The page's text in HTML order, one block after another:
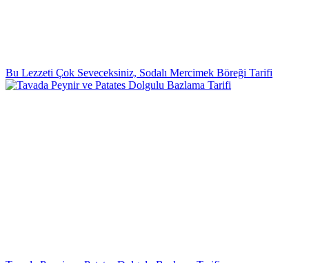
Bu Lezzeti Çok Seveceksiniz, Sodalı Mercimek Böreği Tarifi